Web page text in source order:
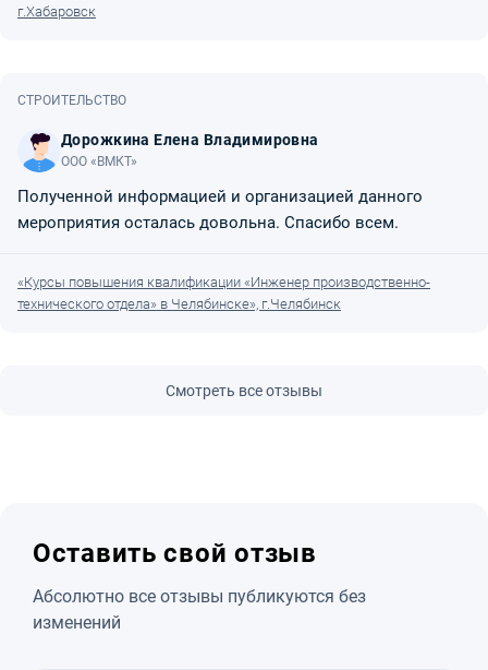
г.Хабаровск
СТРОИТЕЛЬСТВО
Дорожкина Елена Владимировна
ООО «ВМКТ»
Полученной информацией и организацией данного
мероприятия осталась довольна. Спасибо всем.
«Курсы повышения квалификации «Инженер производственно-
технического отдела» в Челябинске», г.Челябинск
Смотреть все отзывы
Оставить свой отзыв
Абсолютно все отзывы публикуются без
изменений